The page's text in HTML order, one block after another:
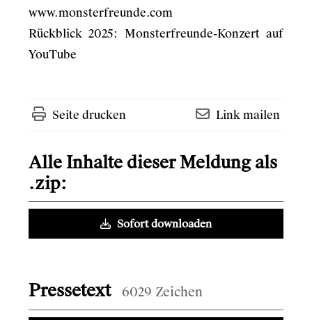
www.monsterfreunde.com
Rückblick 2025: Monsterfreunde-Konzert auf
YouTube
Seite drucken Link mailen
Alle Inhalte dieser Meldung als
.zip:
Sofort downloaden
Pressetext 6029 Zeichen